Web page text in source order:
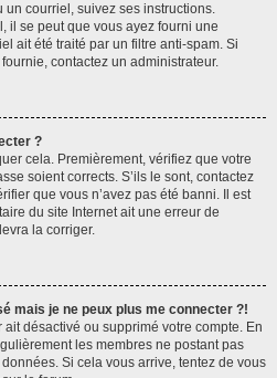
un courriel, suivez ses instructions.
il se peut que vous ayez fourni une
ait été traité par un filtre anti-spam. Si
contactez un administrateur.
?
cela. Premièrement, vérifiez que votre
soient corrects. S’ils le sont, contactez
que vous n’avez pas été banni. Il est
du site Internet ait une erreur de
la corriger.
mais je ne peux plus me connecter ?!
ait désactivé ou supprimé votre compte. En
les membres ne postant pas
Si cela vous arrive, tentez de vous